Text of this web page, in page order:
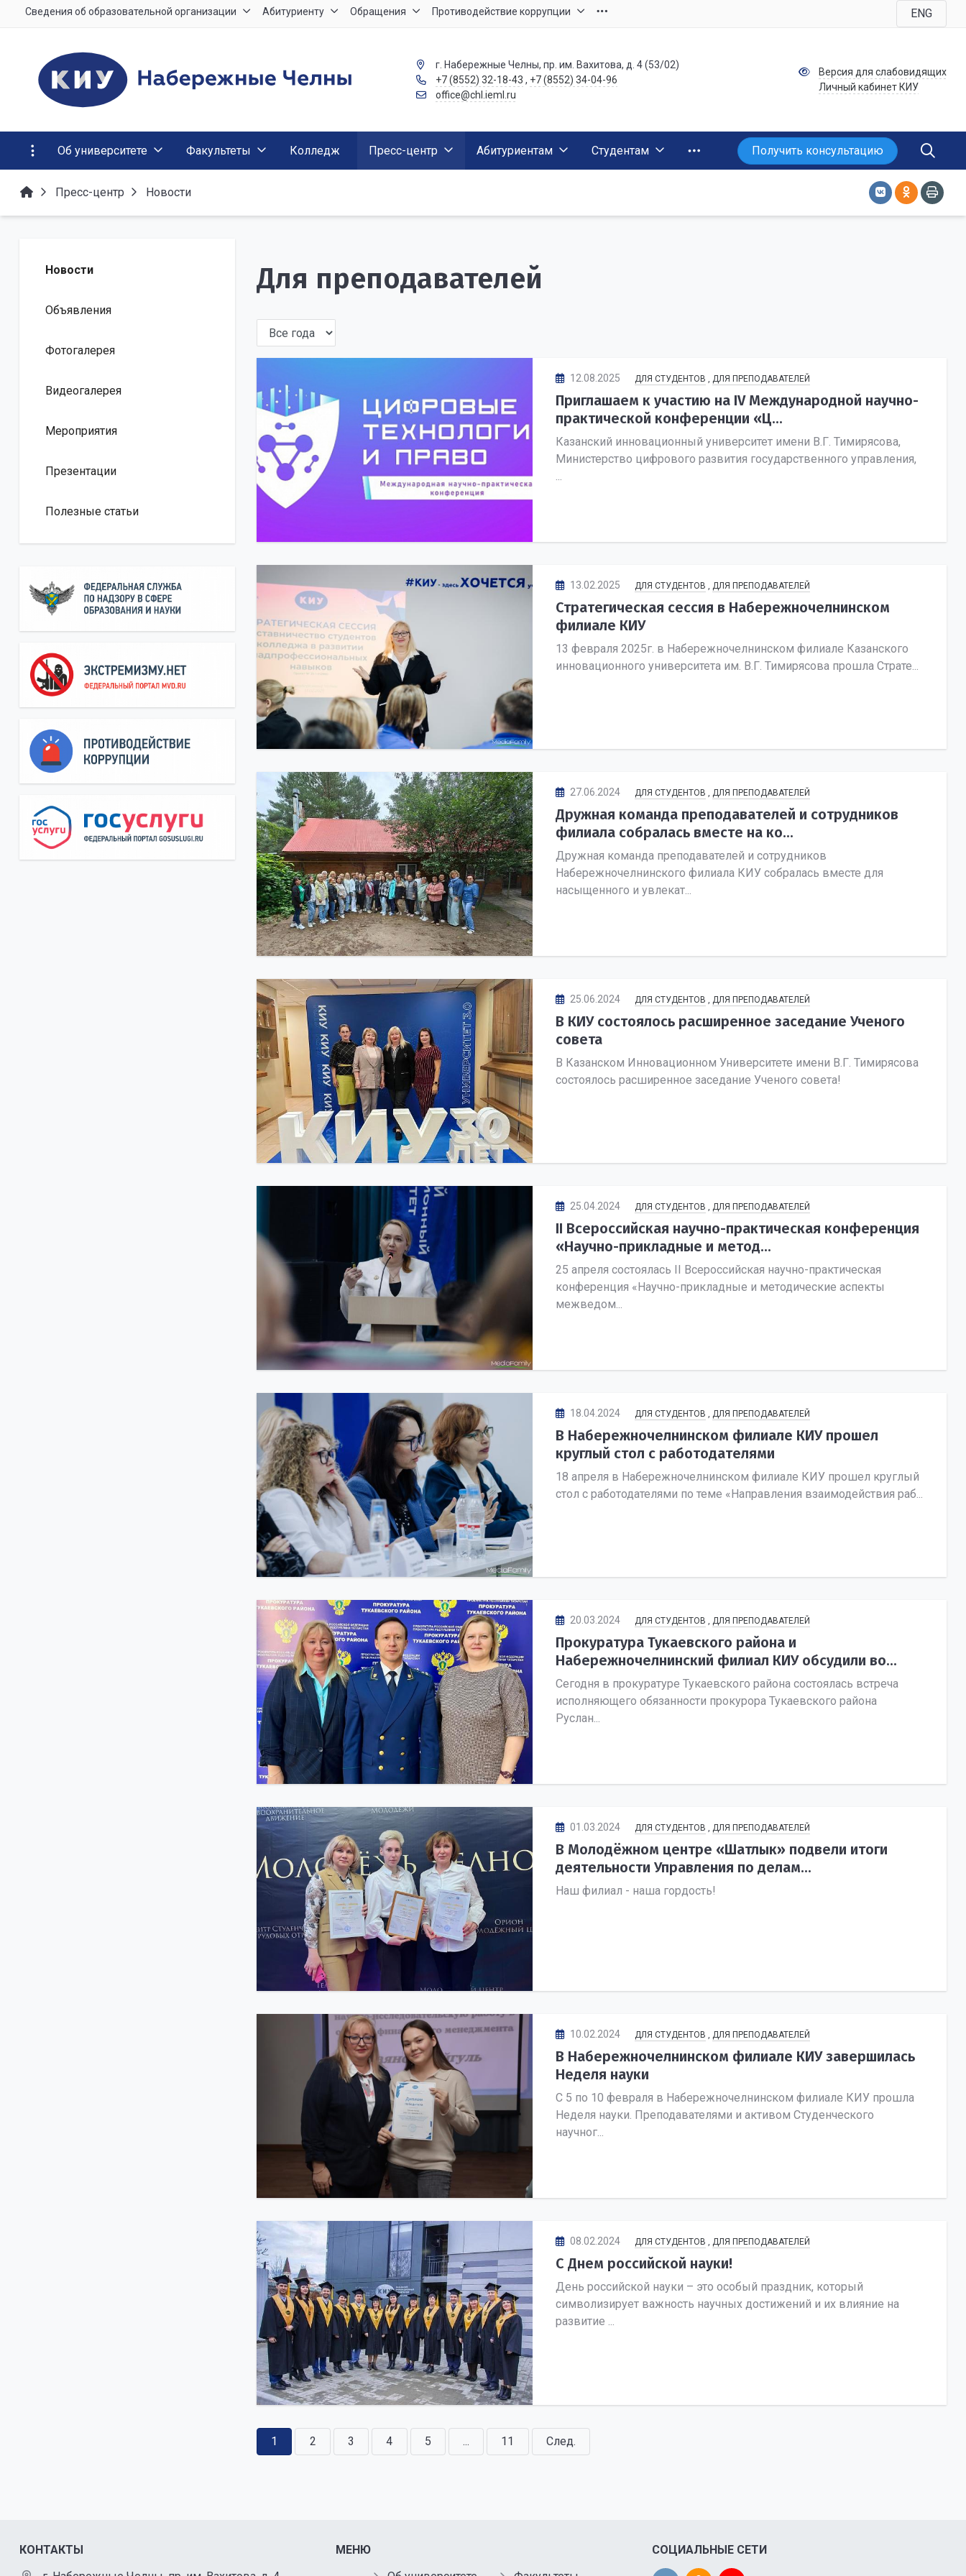
Сведения об образовательной организации Абитуриенту Обращения Противодействие коррупции ENG
г. Набережные Челны, пр. им. Вахитова, д. 4 (53/02)
+7 (8552) 32-18-43 , +7 (8552) 34-04-96
office@chl.ieml.ru
Версия для слабовидящих
Личный кабинет КИУ
Об университете Факультеты Колледж Пресс-центр Абитуриентам Студентам Получить консультацию
Пресс-центр Новости
Новости
Объявления
Фотогалерея
Видеогалерея
Мероприятия
Презентации
Полезные статьи
Для преподавателей
12.08.2025 ДЛЯ СТУДЕНТОВ , ДЛЯ ПРЕПОДАВАТЕЛЕЙ
Приглашаем к участию на IV Международной научно-
практической конференции «Ц...
Казанский инновационный университет имени В.Г. Тимирясова,
Министерство цифрового развития государственного управления,
...
13.02.2025 ДЛЯ СТУДЕНТОВ , ДЛЯ ПРЕПОДАВАТЕЛЕЙ
Стратегическая сессия в Набережночелнинском
филиале КИУ
13 февраля 2025г. в Набережночелнинском филиале Казанского
инновационного университета им. В.Г. Тимирясова прошла Страте...
27.06.2024 ДЛЯ СТУДЕНТОВ , ДЛЯ ПРЕПОДАВАТЕЛЕЙ
Дружная команда преподавателей и сотрудников
филиала собралась вместе на ко...
Дружная команда преподавателей и сотрудников
Набережночелнинского филиала КИУ собралась вместе для
насыщенного и увлекат...
25.06.2024 ДЛЯ СТУДЕНТОВ , ДЛЯ ПРЕПОДАВАТЕЛЕЙ
В КИУ состоялось расширенное заседание Ученого
совета
В Казанском Инновационном Университете имени В.Г. Тимирясова
состоялось расширенное заседание Ученого совета!
25.04.2024 ДЛЯ СТУДЕНТОВ , ДЛЯ ПРЕПОДАВАТЕЛЕЙ
II Всероссийская научно-практическая конференция
«Научно-прикладные и метод...
25 апреля состоялась II Всероссийская научно-практическая
конференция «Научно-прикладные и методические аспекты
межведом...
18.04.2024 ДЛЯ СТУДЕНТОВ , ДЛЯ ПРЕПОДАВАТЕЛЕЙ
В Набережночелнинском филиале КИУ прошел
круглый стол с работодателями
18 апреля в Набережночелнинском филиале КИУ прошел круглый
стол с работодателями по теме «Направления взаимодействия раб...
20.03.2024 ДЛЯ СТУДЕНТОВ , ДЛЯ ПРЕПОДАВАТЕЛЕЙ
Прокуратура Тукаевского района и
Набережночелнинский филиал КИУ обсудили во...
Сегодня в прокуратуре Тукаевского района состоялась встреча
исполняющего обязанности прокурора Тукаевского района
Руслан...
01.03.2024 ДЛЯ СТУДЕНТОВ ДЛЯ ПРЕПОДАВАТЕЛЕЙ
В Молодёжном центре «Шатлык» подвели итоги
деятельности Управления по делам...
Наш филиал - наша гордость!
10.02.2024 ДЛЯ СТУДЕНТОВ ДЛЯ ПРЕПОДАВАТЕЛЕЙ
В Набережночелнинском филиале КИУ завершилась
Неделя науки
С 5 по 10 февраля в Набережночелнинском филиале КИУ прошла
Неделя науки. Преподавателями и активом Студенческого
научног...
08.02.2024 ДЛЯ СТУДЕНТОВ ДЛЯ ПРЕПОДАВАТЕЛЕЙ
С Днем российской науки!
День российской науки – это особый праздник, который
символизирует важность научных достижений и их влияние на
развитие ...
1 2 3 4 5 ... 11 След.
КОНТАКТЫ
МЕНЮ
СОЦИАЛЬНЫЕ СЕТИ